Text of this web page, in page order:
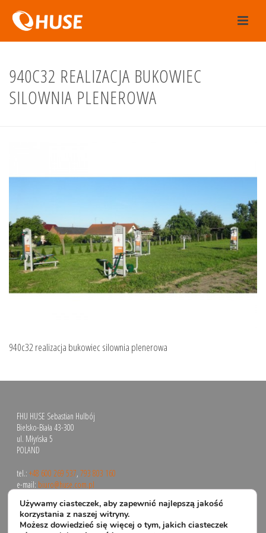
940C32 REALIZACJA BUKOWIEC
SILOWNIA PLENEROWA
940c32 realizacja bukowiec silownia plenerowa
FHU HUSE Sebastian Hulbój
Bielsko-Biała 43-300
ul. Młyńska 5
POLAND
tel.:+48 600 269 537,793 803 160
e-mail: biuro@huse.com.pl
Używamy ciasteczek, aby zapewnić najlepszą jakość
korzystania z naszej witryny.
Możesz dowiedzieć się więcej o tym, jakich ciasteczek